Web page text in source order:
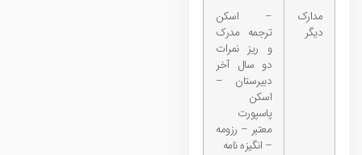
مدارک
دیگر
– اسکن
ترجمه مدرک
و ریز نمرات
دو سال آخر
دبیرستان –
اسکن
پاسپورت
معتبر – رزومه
– انگیزه نامه